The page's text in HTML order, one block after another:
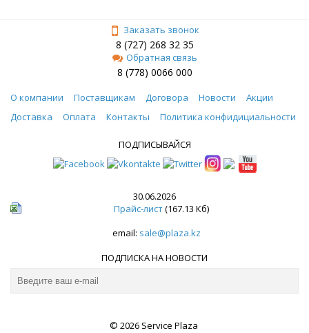
Заказать звонок
8 (727) 268 32 35
Обратная связь
8 (778) 0066 000
О компании Поставщикам Договора Новости
Акции
Доставка
Оплата Контакты Политика конфидициальности
ПОДПИСЫВАЙСЯ
30.06.2026
Прайс-лист(167.13 Кб)
email: sale@plaza.kz
ПОДПИСКА НА НОВОСТИ
© 2026 Service Plaza